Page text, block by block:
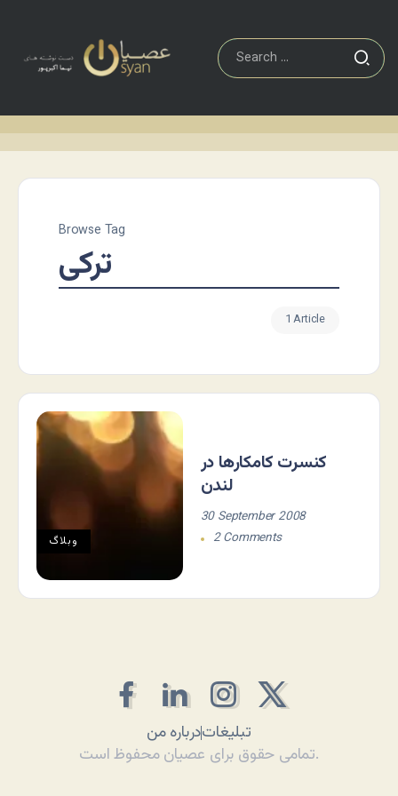
Browse Tag
ترکی
1 Article
وبلاگ
کنسرت کامکارها در
لندن
30 September 2008
2 Comments
درباره منتبلیغات
تمامی حقوق برای عصیان محفوظ است.